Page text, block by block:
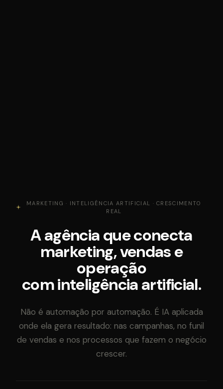
MARKETING · INTELIGÊNCIA ARTIFICIAL · CRESCIMENTO
REAL
A agência que conecta
marketing, vendas e
operação
com inteligência artificial.
Não é automação por automação. É IA aplicada
onde ela gera resultado: nas campanhas, no funil
de vendas e nos processos que fazem o negócio
crescer.